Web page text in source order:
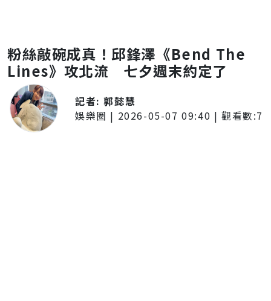
粉絲敲碗成真！邱鋒澤《Bend The
Lines》攻北流 七夕週末約定了
記者:郭懿慧
娛樂圈 | 2026-05-07 09:40 | 觀看數:7